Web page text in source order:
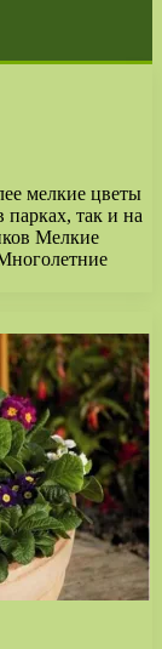
мелкие цветы
парках, так и на
Мелкие